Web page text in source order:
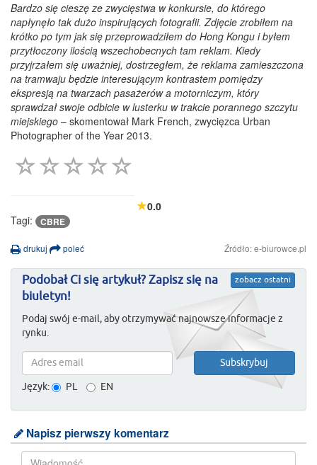
Bardzo się cieszę ze zwycięstwa w konkursie, do którego
napłynęło tak dużo inspirujących fotografii. Zdjęcie zrobiłem na
krótko po tym jak się przeprowadziłem do Hong Kongu i byłem
przytłoczony ilością wszechobecnych tam reklam. Kiedy
przyjrzałem się uważniej, dostrzegłem, że reklama zamieszczona
na tramwaju będzie interesującym kontrastem pomiędzy
ekspresją na twarzach pasażerów a motorniczym, który
sprawdzał swoje odbicie w lusterku w trakcie porannego szczytu
miejskiego – skomentował Mark French, zwycięzca Urban
Photographer of the Year 2013.
0.0
Tagi:
CBRE
drukuj poleć Źródło: e-biurowce.pl
zobacz ostatni
Podobał Ci się artykuł? Zapisz się na
biuletyn!
Podaj swój e-mail, aby otrzymywać najnowsze informacje z
rynku.
Język: PL EN
Napisz pierwszy komentarz